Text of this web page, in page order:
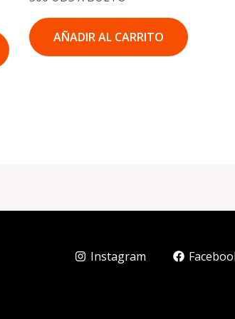
AÑADIR AL CARRITO
Instagram